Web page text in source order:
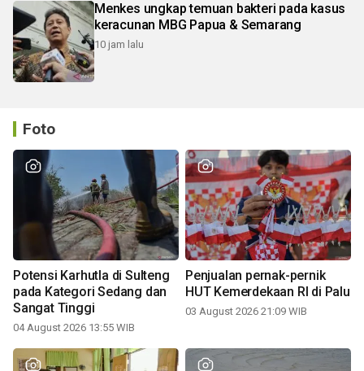
Menkes ungkap temuan bakteri pada kasus
keracunan MBG Papua & Semarang
10 jam lalu
Foto
Potensi Karhutla di Sulteng
pada Kategori Sedang dan
Sangat Tinggi
04 August 2026 13:55 WIB
Penjualan pernak-pernik
HUT Kemerdekaan RI di Palu
03 August 2026 21:09 WIB